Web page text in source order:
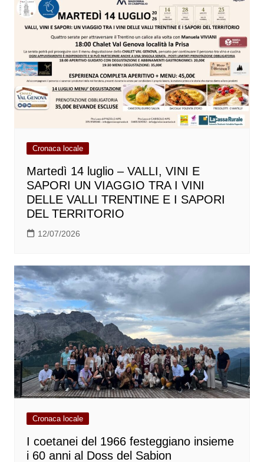
Cronaca locale
Martedì 14 luglio – VALLI, VINI E
SAPORI UN VIAGGIO TRA I VINI
DELLE VALLI TRENTINE E I SAPORI
DEL TERRITORIO
12/07/2026
Cronaca locale
I coetanei del 1966 festeggiano insieme
i 60 anni al Doss del Sabion